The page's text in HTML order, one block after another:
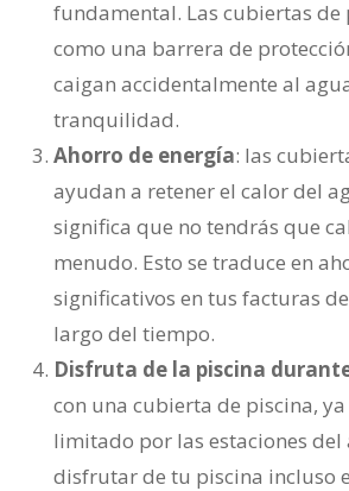
fundamental. Las cubiertas de
como una barrera de
caigan accidentalmente al
tranquilidad.
Ahorro de energía: las
ayudan a retener el calor del
significa que no tendrás que
menudo. Esto se traduce en
significativos en tus facturas
largo del tiempo.
Disfruta de la piscina
con una cubierta de piscina,
limitado por las estaciones del
disfrutar de tu piscina incluso